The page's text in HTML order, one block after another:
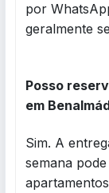
por
geralmente
Posso
em
Sim. A
semana